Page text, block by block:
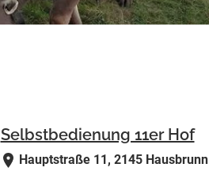
Selbstbedienung 11er Hof
Hauptstraße 11, 2145 Hausbrunn